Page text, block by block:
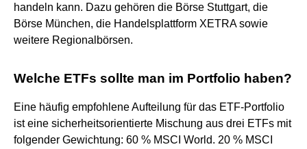
handeln kann. Dazu gehören die Börse Stuttgart, die
Börse München, die Handelsplattform XETRA sowie
weitere Regionalbörsen.
Welche ETFs sollte man im Portfolio haben?
Eine häufig empfohlene Aufteilung für das ETF-Portfolio
ist eine sicherheitsorientierte Mischung aus drei ETFs mit
folgender Gewichtung: 60 % MSCI World. 20 % MSCI